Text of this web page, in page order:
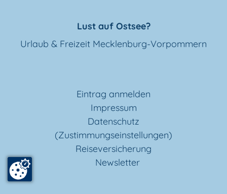
Lust auf Ostsee?
Urlaub & Freizeit Mecklenburg-Vorpommern
Eintrag anmelden
Impressum
Datenschutz
(Zustimmungseinstellungen)
Reiseversicherung
Newsletter